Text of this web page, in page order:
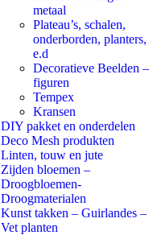
metaal
Plateau’s, schalen,
onderborden, planters,
e.d
Decoratieve Beelden –
figuren
Tempex
Kransen
DIY pakket en onderdelen
Deco Mesh produkten
Linten, touw en jute
Zijden bloemen –
Droogbloemen-
Droogmaterialen
Kunst takken – Guirlandes –
Vet planten